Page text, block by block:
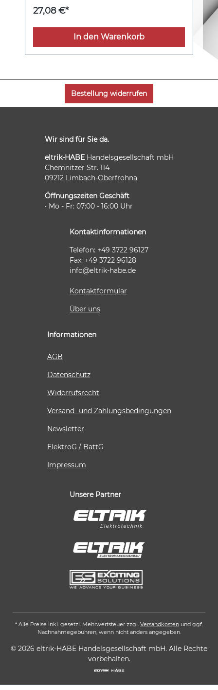
Stahldraht (vermessingter Stahldraht),
27,08 €*
In den Warenkorb
Bestellung widerrufen
Wir sind für Sie da.
eltrik-HABEHandelsgesellschaft mbH
Chemnitzer Str. 114
09212 Limbach-Oberfrohna
Öffnungszeiten Geschäft
• Mo - Fr: 07:00 - 16:00 Uhr
Kontaktinformationen
Telefon: +49 3722 96127
Fax: +49 3722 96128
info@eltrik-habe.de
Kontaktformular
Über uns
Informationen
AGB
Datenschutz
Widerrufsrecht
Versand- und Zahlungsbedingungen
Newsletter
ElektroG / BattG
Impressum
Unsere Partner
* Alle Preise inkl. gesetzl. Mehrwertsteuer zzgl. Versandkosten und ggf.
Nachnahmegebühren, wenn nicht anders angegeben.
© 2026 eltrik-HABE Handelsgesellschaft mbH. Alle Rechte
vorbehalten.